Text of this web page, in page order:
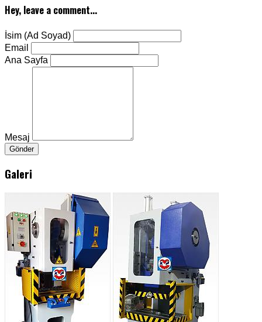
Hey, leave a comment...
İsim (Ad Soyad)
Email
Ana Sayfa
Mesaj
Gönder
Galeri